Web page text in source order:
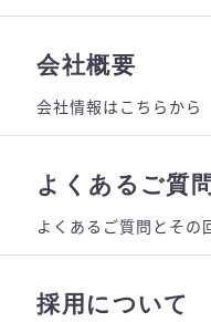
会社概要
会社情報はこちらから
よくあるご質問
よくあるご質問とその
採用について